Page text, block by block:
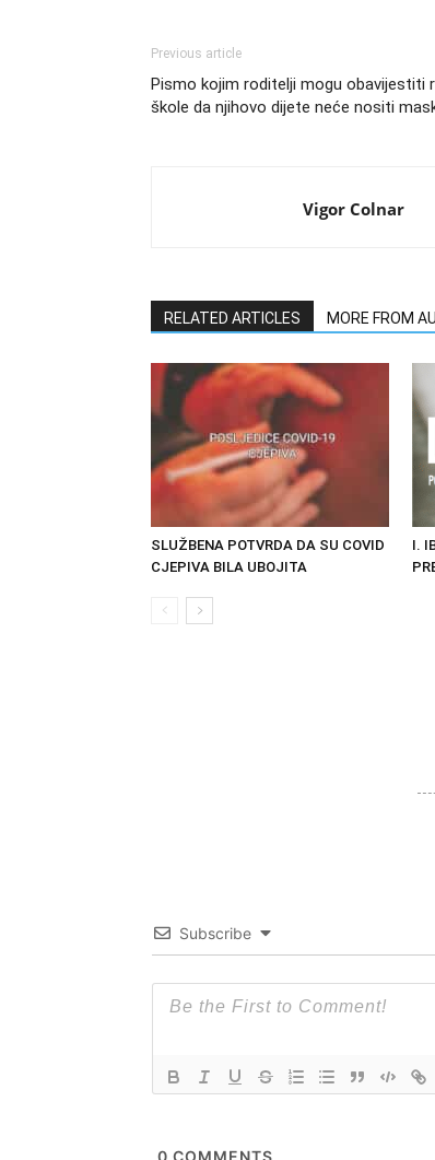
Previous article
Pismo kojim roditelji mogu obavijestiti
škole da njihovo dijete neće nositi
Vigor Colnar
RELATED ARTICLES MORE FROM
SLUŽBENA POTVRDA DA SU COVID
CJEPIVA BILA UBOJITA
I.
Subscribe
0 COMMENTS